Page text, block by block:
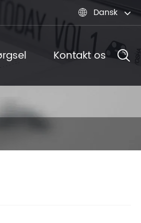
 Dansk
Kontakt os